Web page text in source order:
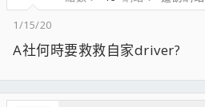
1/15/20
A社何時要救救自家driver?